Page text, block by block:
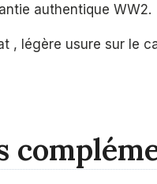
authentique WW2.
, légère usure sur le